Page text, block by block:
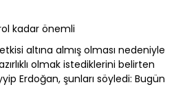
kadar önemli
altına almış olması nedeniyle
olmak istediklerini belirten
Erdoğan, şunları söyledi: Bugün